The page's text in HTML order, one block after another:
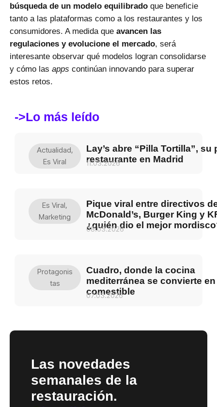
búsqueda de un modelo equilibrado que beneficie
tanto a las plataformas como a los restaurantes y los
consumidores. A medida que avancen las
regulaciones y evolucione el mercado, será
interesante observar qué modelos logran consolidarse
y cómo las apps continúan innovando para superar
estos retos.
->Lo más leído
Lay’s abre “Pilla Tortilla”, su
restaurante en Madrid
11.03.2026
Actualidad,
Es Viral
Pique viral entre directivos
McDonald’s, Burger King y
¿quién dio el mejor
08.03.2026
Es Viral,
Marketing
Cuadro, donde la cocina
mediterránea se convierte
comestible
07.03.2026
Protagonis
Tas
Las novedades
semanales de la
restauración.